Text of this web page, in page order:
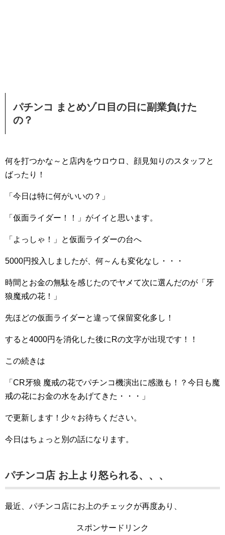
パチンコ まとめゾロ目の日に副業負けた
の？
何を打つかな～と店内をウロウロ、顔見知りのスタッフと
ばったり！
「今日は特に何がいいの？」
「仮面ライダー！！」がイイと思います。
「よっしゃ！」と仮面ライダーの台へ
5000円投入しましたが、何～んも変化なし・・・
時間とお金の無駄を感じたのでヤメて次に選んだのが「牙
狼魔戒の花！」
先ほどの仮面ライダーと違って保留変化多し！
すると4000円を消化した後にRの文字が出現です！！
この続きは
「CR牙狼 魔戒の花でパチンコ機演出に感激も！？今日も魔
戒の花にお金の水をあげてきた・・・」
で更新します！少々お待ちください。
今日はちょっと別の話になります。
パチンコ店 お上より怒られる、、、
最近、パチンコ店にお上のチェックが再度あり、
スポンサードリンク